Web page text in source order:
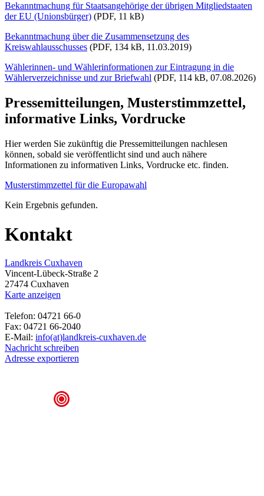
Bekanntmachung für Staatsangehörige der übrigen Mitgliedstaaten
der EU (Unionsbürger) (PDF, 11 kB)
Bekanntmachung über die Zusammensetzung des
Kreiswahlausschusses (PDF, 134 kB, 11.03.2019)
Wählerinnen- und Wählerinformationen zur Eintragung in die
Wählerverzeichnisse und zur Briefwahl (PDF, 114 kB, 07.08.2026)
Pressemitteilungen, Musterstimmzettel,
informative Links, Vordrucke
Hier werden Sie zukünftig die Pressemitteilungen nachlesen
können, sobald sie veröffentlicht sind und auch nähere
Informationen zu informativen Links, Vordrucke etc. finden.
Musterstimmzettel für die Europawahl
Kein Ergebnis gefunden.
Kontakt
Landkreis Cuxhaven
Vincent-Lübeck-Straße 2
27474 Cuxhaven
Karte anzeigen
Telefon: 04721 66-0
Fax: 04721 66-2040
E-Mail: info(at)landkreis-cuxhaven.de
Nachricht schreiben
Adresse exportieren